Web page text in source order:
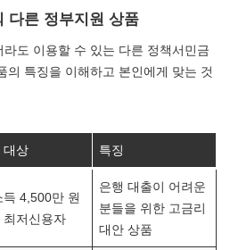
다른 정부지원 상품
도 이용할 수 있는 다른 정책서민금
의 특징을 이해하고 본인에게 맞는 것
대상 특징
득 4,500만 원
최저신용자
은행 대출이 어려운
분들을 위한 고금리
대안 상품